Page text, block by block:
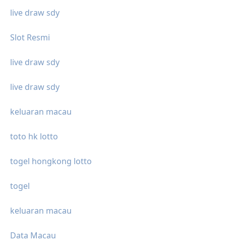
live draw sdy
Slot Resmi
live draw sdy
live draw sdy
keluaran macau
toto hk lotto
togel hongkong lotto
togel
keluaran macau
Data Macau